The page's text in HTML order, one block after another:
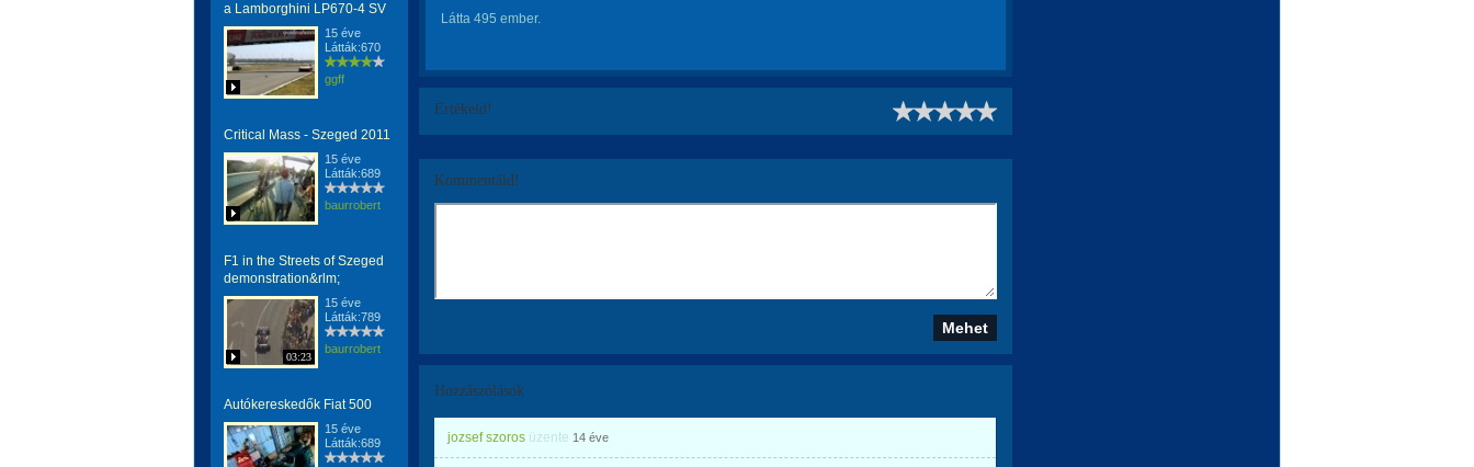
a Lamborghini LP670-4 SV
15 éve
Látták:670
ggff
Critical Mass - Szeged 2011
15 éve
Látták:689
baurrobert
F1 in the Streets of Szeged
demonstration&rlm;
03:23
15 éve
Látták:789
baurrobert
Autókereskedők Fiat 500
15 éve
Látták:689
Látta 495 ember.
Értékeld!
Kommentáld!
Hozzászólások
jozsef szoros üzente 14 éve